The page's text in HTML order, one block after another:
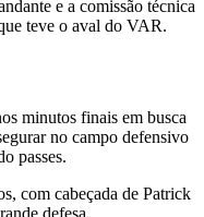
e a comissão técnica
teve o aval do VAR.
minutos finais em busca
no campo defensivo
passes.
com cabeçada de Patrick